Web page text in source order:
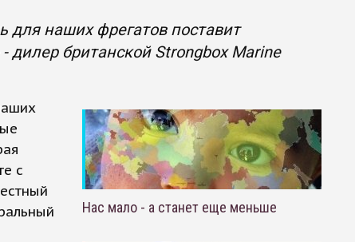
для наших фрегатов поставит
британской Strongbox Marine
с
Нас мало - а станет еще меньше